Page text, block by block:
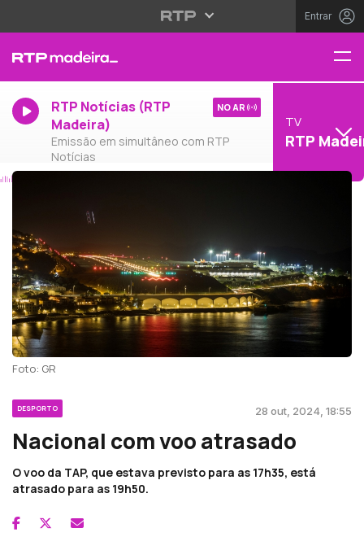
Entrar
RTP Notícias (RTP
Madeira)
Emissão em simultâneo com RTP
Notícias
NO AR
TV
RTP
Foto: GR
DESPORTO 28 out, 2024, 18:55
Nacional com voo atrasado
O voo da TAP, que estava previsto para as 17h35, está
atrasado para as 19h50.